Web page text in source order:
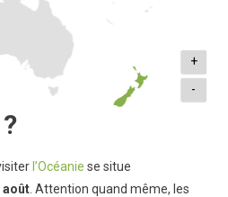
+
-
l’Océanie se situe
août. Attention quand même, les